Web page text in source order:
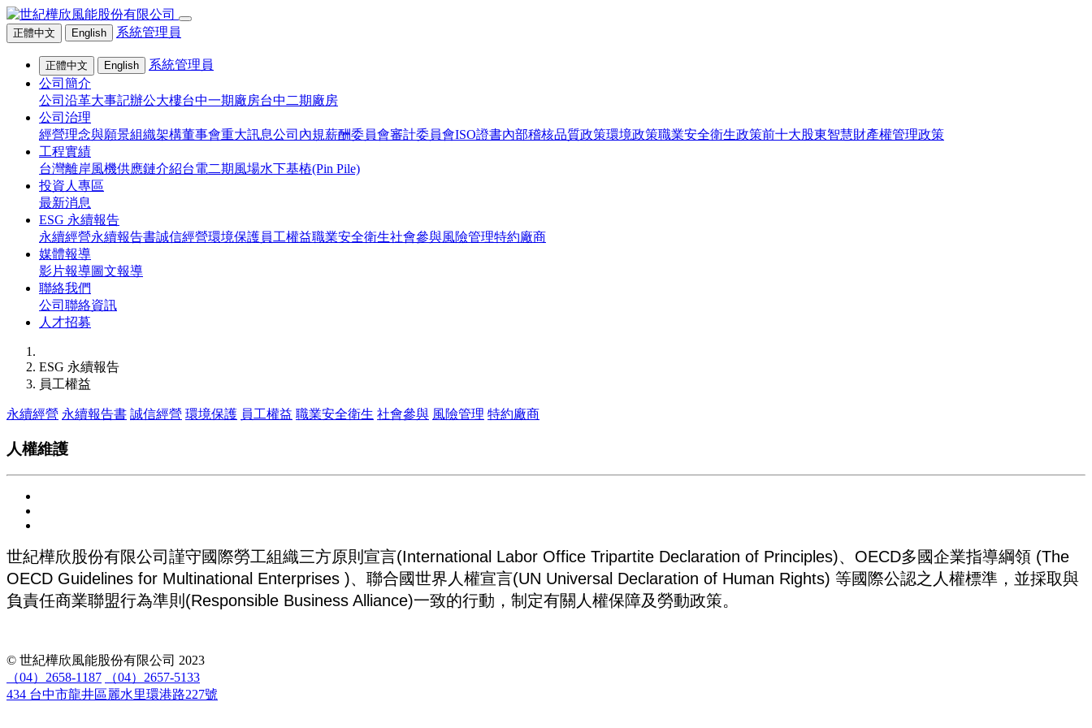
正體中文 English 系統管理員
正體中文 English
系統管理員
公司簡介
公司沿革大事記辦公大樓台中一期廠房台中二期廠房
公司治理
經營理念與願景組織架構董事會重大訊息公司內規薪酬委員會審計委員會ISO證書內部稽核品質政策環境政策職業安全衛生政策前十大股東智慧財產權管理政策
工程實績
台灣離岸風機供應鏈介紹台電二期風場水下基樁(Pin Pile)
投資人專區
最新消息
ESG 永續報告
永續經營永續報告書誠信經營環境保護員工權益職業安全衛生社會參與風險管理特約廠商
媒體報導
影片報導圖文報導
聯絡我們
公司聯絡資訊
人才招募
ESG 永續報告
員工權益
永續經營 永續報告書 誠信經營 環境保護 員工權益 職業安全衛生 社會參與 風險管理 特約廠商
人權維護
世紀樺欣股份有限公司謹守國際勞工組織三方原則宣言(International Labor Office Tripartite Declaration of Principles)、OECD多國企業指導綱領 (The
OECD Guidelines for Multinational Enterprises )、聯合國世界人權宣言(UN Universal Declaration of Human Rights) 等國際公認之人權標準，並採取與
負責任商業聯盟行為準則(Responsible Business Alliance)一致的行動，制定有關人權保障及勞動政策。
© 世紀樺欣風能股份有限公司 2023
（04）2658-1187
（04）2657-5133
434 台中市龍井區麗水里環港路227號